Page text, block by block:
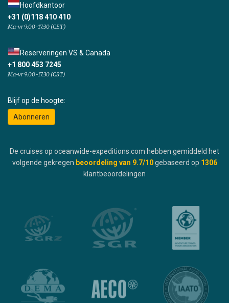
Hoofdkantoor
+31 (0)118 410 410
Ma-vr 9:00-17:30 (CET)
Reserveringen VS & Canada
+1 800 453 7245
Ma-vr 9:00-17:30 (CST)
Blijf op de hoogte:
Abonneren
De cruises op oceanwide-expeditions.com hebben gemiddeld het
volgende gekregen beoordeling van 9.7/10 gebaseerd op 1306
klantbeoordelingen